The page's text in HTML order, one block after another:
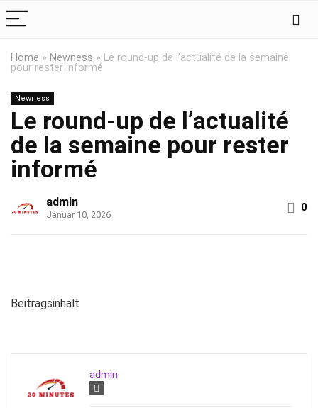
Home » Newness » Le round-up de l’actualité de la semaine
pour rester informé
Newness
Le round-up de l’actualité
de la semaine pour rester
informé
admin
Januar 10, 2026
0
Beitragsinhalt
admin